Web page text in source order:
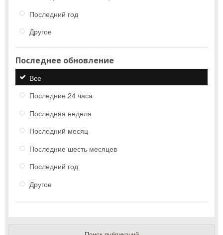
Последний год
Другое
Последнее обновление
Все
Последние 24 часа
Последняя неделя
Последний месяц
Последние шесть месяцев
Последний год
Другое